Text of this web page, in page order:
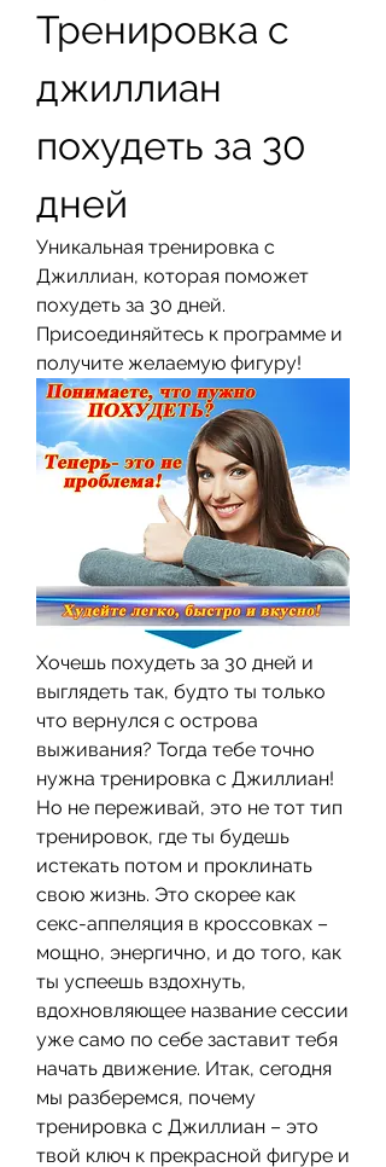
Тренировка с
джиллиан
похудеть за 30
дней
Уникальная тренировка с
Джиллиан, которая поможет
похудеть за 30 дней.
Присоединяйтесь к программе и
получите желаемую фигуру!
Хочешь похудеть за 30 дней и
выглядеть так, будто ты только
что вернулся с острова
выживания? Тогда тебе точно
нужна тренировка с Джиллиан!
Но не переживай, это не тот тип
тренировок, где ты будешь
истекать потом и проклинать
свою жизнь. Это скорее как
секс-аппеляция в кроссовках –
мощно, энергично, и до того, как
ты успеешь вздохнуть,
вдохновляющее название сессии
уже само по себе заставит тебя
начать движение. Итак, сегодня
мы разберемся, почему
тренировка с Джиллиан – это
твой ключ к прекрасной фигуре и